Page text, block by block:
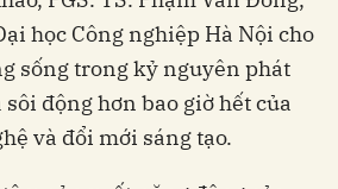
học Công nghiệp Hà Nội cho
sống trong kỷ nguyên phát
động hơn bao giờ hết của
và đổi mới sáng tạo.